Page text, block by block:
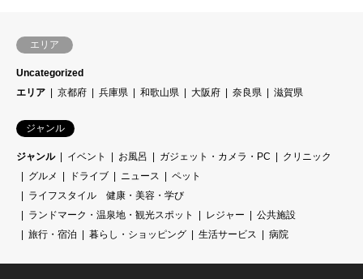
エリア
Uncategorized
エリア
京都府 兵庫県 和歌山県 大阪府 奈良県 滋賀県
ジャンル
ジャンル イベント お風呂 ガジェット・カメラ・PC
クリニック
グルメ
ドライブ ニュース
ペット
ライフスタイル 健康・美容・学び
ランドマーク・温泉地・観光スポット
レジャー
公共施設
旅行・宿泊
暮らし・ショッピング 生活サービス 病院